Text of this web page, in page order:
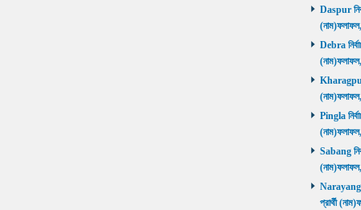
Daspur
Debra
Kharagpur
Pingla
Sabang
প্রার্থী